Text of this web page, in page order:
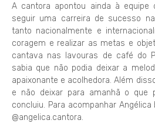
A cantora apontou ainda à equipe
seguir uma carreira de sucesso
tanto nacionalmente e
coragem e realizar as metas e
cantava nas lavouras de café do
sabia que não podia deixar a
apaixonante e acolhedora. Além
e não deixar para amanhã o que
concluiu. Para acompanhar
@angelica.cantora.